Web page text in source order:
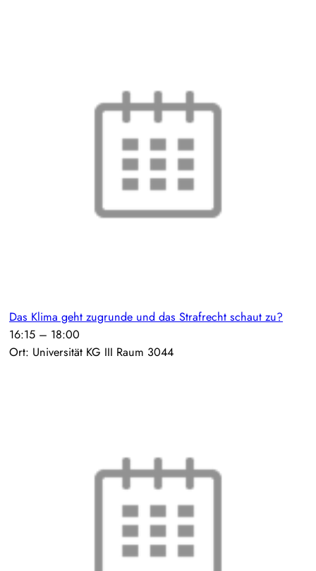
Das Klima geht zugrunde und das Strafrecht schaut zu?
16:15 – 18:00
Ort: Universität KG III Raum 3044